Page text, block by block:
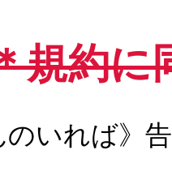
規約に
のいれば》